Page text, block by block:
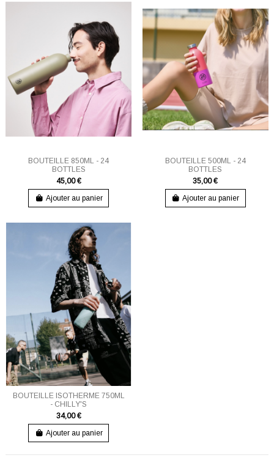
BOUTEILLE 850ML - 24
BOTTLES
45,00 €
Ajouter au panier
BOUTEILLE 500ML - 24
BOTTLES
35,00 €
Ajouter au panier
BOUTEILLE ISOTHERME 750ML
- CHILLY'S
34,00 €
Ajouter au panier